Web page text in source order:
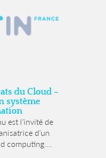
du Cloud –
système
est l’invité de
d’un
computing....